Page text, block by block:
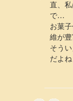
直、
で…
お菓
維が
そう
だよ